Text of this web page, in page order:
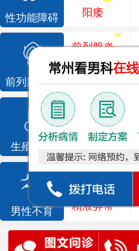
性功能障碍 阳痿
前列腺疾病
前列腺炎
前列腺增生
生殖感染
龟头炎
尿相关
男性不育
死精
精液异常